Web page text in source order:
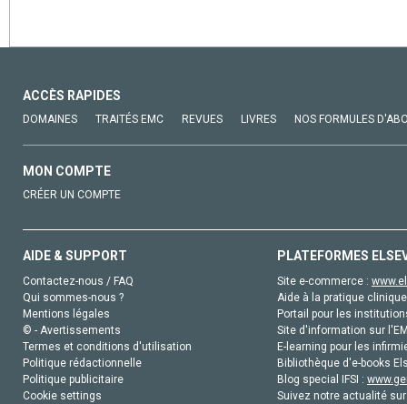
ACCÈS RAPIDES
DOMAINES TRAITÉS EMC REVUES LIVRES NOS FORMULES
MON COMPTE
CRÉER UN COMPTE
AIDE & SUPPORT
Contactez-nous / FAQ
Qui sommes-nous ?
Mentions légales
© - Avertissements
Termes et conditions d'utilisation
Politique rédactionnelle
Politique publicitaire
Cookie settings
PLATEFORMES
Site e-commerce :
Aide à la pratique
Portail pour les
Site d'information sur
E-learning pour les
Bibliothèque d'e-books
Blog special IFSI :
Suivez notre actualité